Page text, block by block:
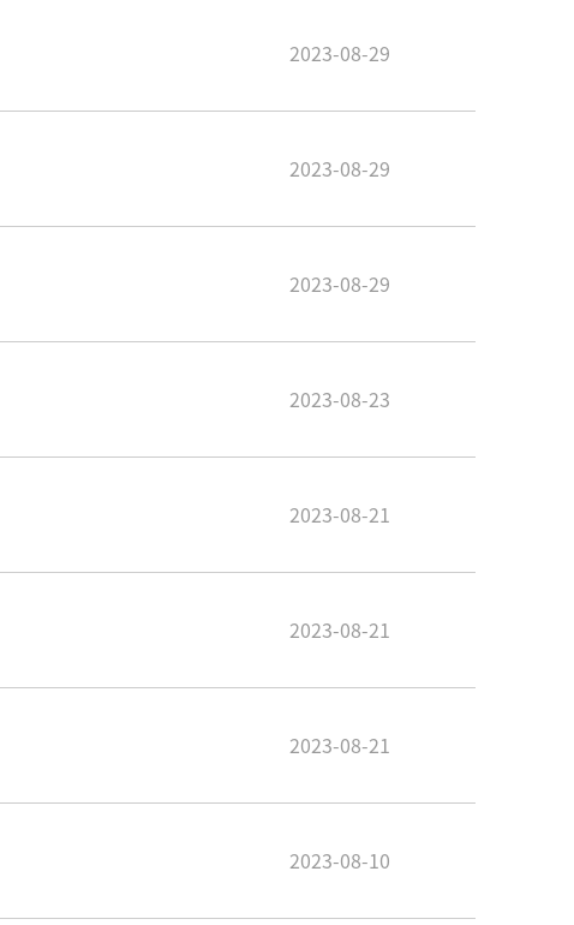
2023-08-29
2023-08-29
2023-08-29
2023-08-23
2023-08-21
2023-08-21
2023-08-21
2023-08-10